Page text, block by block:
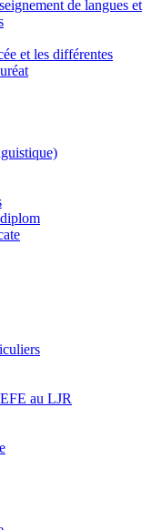
de langues et
et les différentes
au LJR